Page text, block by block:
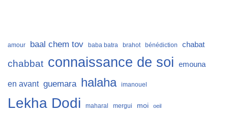
amour baal chem tov baba batra brahot bénédiction chabat
chabbat connaissance de soi emouna
en avant guemara halaha imanouel
Lekha Dodi maharal mergui moi oeil